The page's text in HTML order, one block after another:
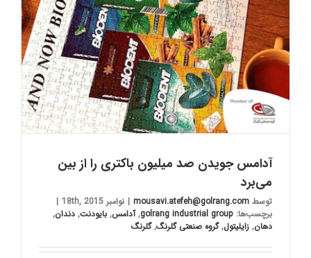
آدامس جویدن صد میلیون باکتری را از بین
می‌برد
توسط mousavi.atefeh@golrang.com
| نوامبر 18th, 2015
|
برچسب‌ها: golrang industrial group
,آدامس, بایودنت, دندان,
دهان, زایلیتول,گروه صنعتی گلرنگ,گلرنگ